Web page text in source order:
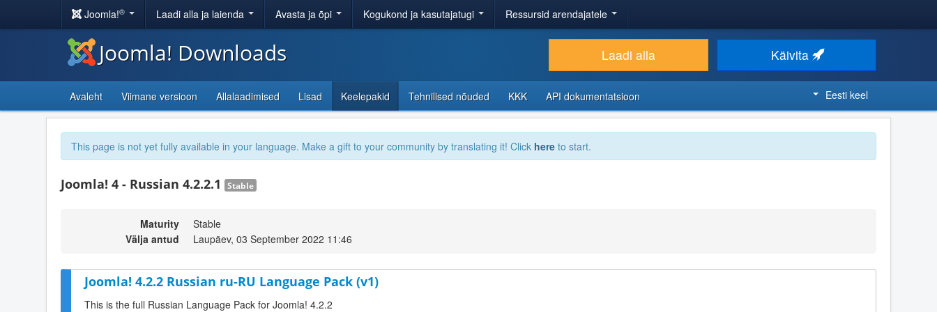
Joomla!® Laadi alla ja laienda Avasta ja õpi Kogukond ja kasutajatugi Ressursid arendajatele
Joomla! Downloads Laadi alla Käivita
Avaleht Viimane versioon Allalaadimised Lisad Keelepakid Tehnilised nõuded KKK API dokumentatsioon Eesti keel
This page is not yet fully available in your language. Make a gift to your community by translating it! Click here to start.
Joomla! 4 - Russian 4.2.2.1 Stable
Maturity
Stable
Välja antud
Laupäev, 03 September 2022 11:46
Joomla! 4.2.2 Russian ru-RU Language Pack (v1)
This is the full Russian Language Pack for Joomla! 4.2.2